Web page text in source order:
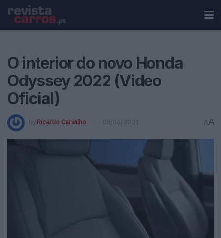
O interior do novo Honda
Odyssey 2022 (Video
Oficial)
by Ricardo Carvalho 08/06/2021 AA